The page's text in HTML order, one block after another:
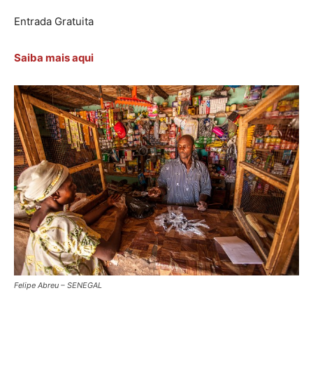
Entrada Gratuita
Saiba mais aqui
Felipe Abreu – SENEGAL